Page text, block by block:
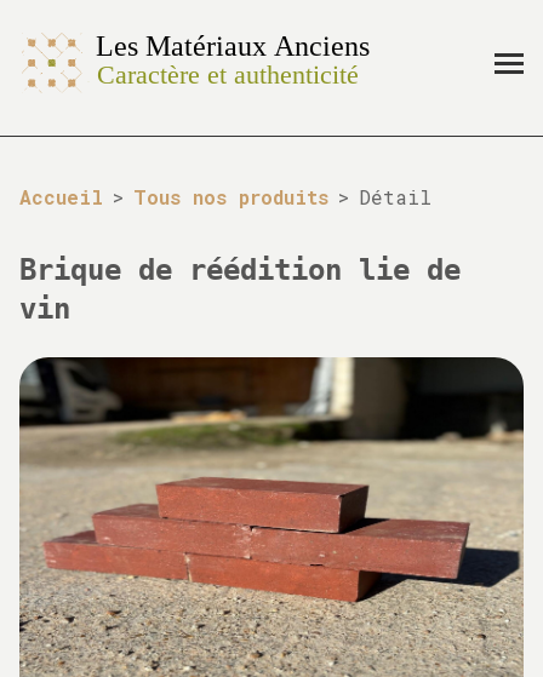
Accueil > Tous nos produits > Détail
Brique de réédition lie de
vin